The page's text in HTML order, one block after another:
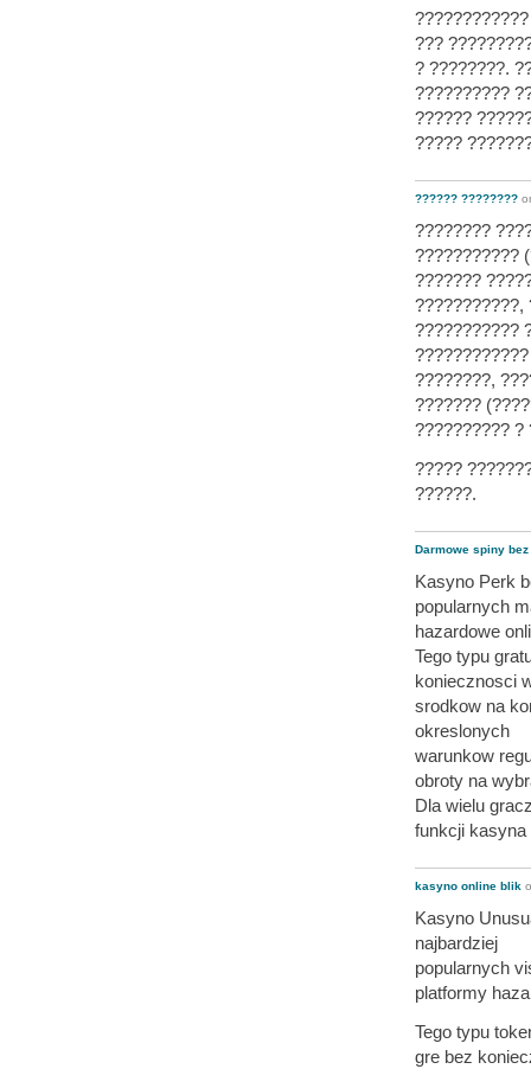
???
? ????????.
??????????
??????
?????
?????? ????????
????????
???????????
???????
???????????,
???????????
????????,
???????
?????????? ?
?????
??????.
Darmowe spiny
Kasyno Perk
popularnych
hazardowe
Tego typu
koniecznosci
srodkow na
okreslonych
warunkow
obroty na
Dla wielu
funkcji kasyna
kasyno online blik
Kasyno
najbardziej
popularnych
platformy
Tego typu
gre bez